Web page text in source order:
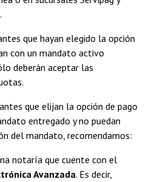
que hayan elegido la opción
con un mandato activo
deberán aceptar las
que elijan la opción de pago
entregado y no puedan
del mandato, recomendamos:
notaría que cuente con el
Avanzada. Es decir,